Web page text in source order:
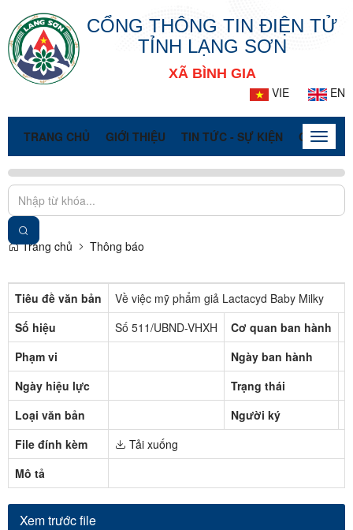
CỔNG THÔNG TIN ĐIỆN TỬ
TỈNH LẠNG SƠN
XÃ BÌNH GIA
VIE
EN
TRANG CHỦ GIỚI THIỆU TIN TỨC - SỰ KIỆN CỔNGToggle
Trang chủ Thông báo
Tiêu đề văn bản
Về việc mỹ phẩm giả Lactacyd Baby Milky
Số hiệu
Số 511/UBND-VHXH
Cơ quan ban hành
Phạm vi
Ngày ban hành
Ngày hiệu lực
Trạng thái
Loại văn bản
Người ký
File đính kèm
Tải xuống
Mô tả
Xem trước file